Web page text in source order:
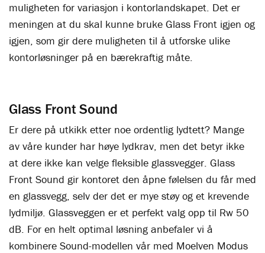
muligheten for variasjon i kontorlandskapet. Det er
meningen at du skal kunne bruke Glass Front igjen og
igjen, som gir dere muligheten til å utforske ulike
kontorløsninger på en bærekraftig måte.
Glass Front Sound
Er dere på utkikk etter noe ordentlig lydtett? Mange
av våre kunder har høye lydkrav, men det betyr ikke
at dere ikke kan velge fleksible glassvegger. Glass
Front Sound gir kontoret den åpne følelsen du får med
en glassvegg, selv der det er mye støy og et krevende
lydmiljø. Glassveggen er et perfekt valg opp til Rw 50
dB. For en helt optimal løsning anbefaler vi å
kombinere Sound-modellen vår med Moelven Modus